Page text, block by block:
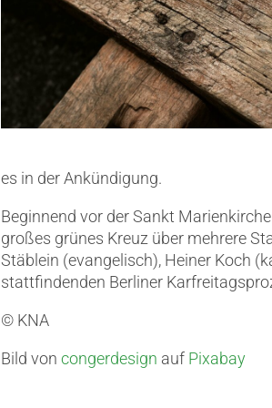
es in der Ankündigung.
Beginnend vor der Sankt
großes grünes Kreuz über mehrere
Stäblein (evangelisch), Heiner Koch
stattfindenden Berliner
© KNA
Bild von congerdesign auf Pixabay